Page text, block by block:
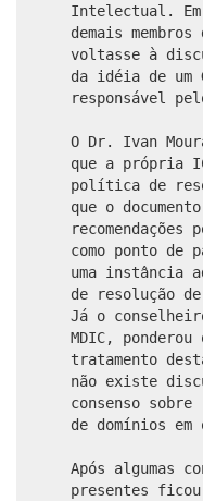
Intelectual. Em
demais
voltasse à
da idéia de um
responsável
O Dr. Ivan
que a própria
política de
que o
como ponto de
uma instância
de resolução
Já o
MDIC,
tratamento
não existe
consenso
de domínios
Após algumas
presentes